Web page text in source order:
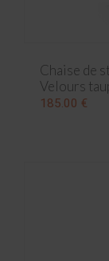
Chaise de
Velours
185.00 €